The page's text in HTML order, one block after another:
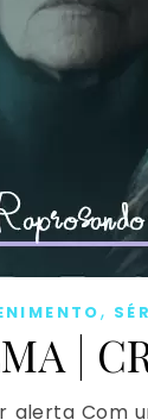
,
|
alerta